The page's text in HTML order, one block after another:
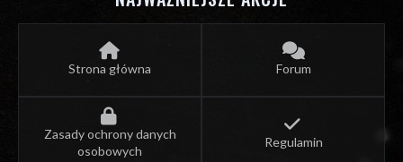
Strona główna Forum
Zasady ochrony danych
osobowych
Regulamin